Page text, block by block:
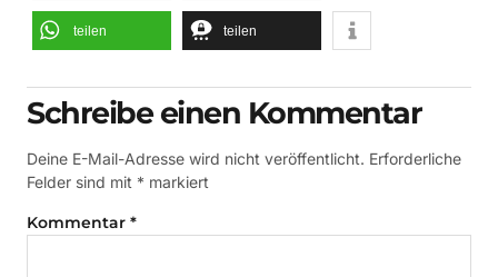
teilen teilen
Schreibe einen Kommentar
Deine E-Mail-Adresse wird nicht veröffentlicht. Erforderliche
Felder sind mit * markiert
Kommentar *